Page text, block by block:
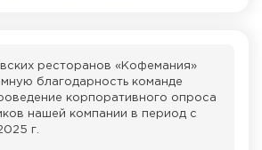
ресторанов «Кофемания»
благодарность команде
корпоративного опроса
нашей компании в период с
г.